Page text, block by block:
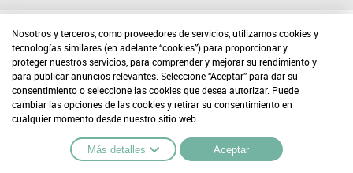
Nosotros y terceros, como proveedores de servicios, utilizamos cookies y
tecnologías similares (en adelante “cookies”) para proporcionar y
proteger nuestros servicios, para comprender y mejorar su rendimiento y
para publicar anuncios relevantes. Seleccione “Aceptar” para dar su
consentimiento o seleccione las cookies que desea autorizar. Puede
cambiar las opciones de las cookies y retirar su consentimiento en
cualquier momento desde nuestro sitio web.
Más detalles Aceptar